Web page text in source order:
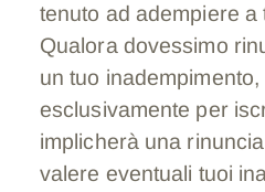
tenuto ad adempiere a
Qualora dovessimo
un tuo
esclusivamente per
implicherà una
valere eventuali tuoi